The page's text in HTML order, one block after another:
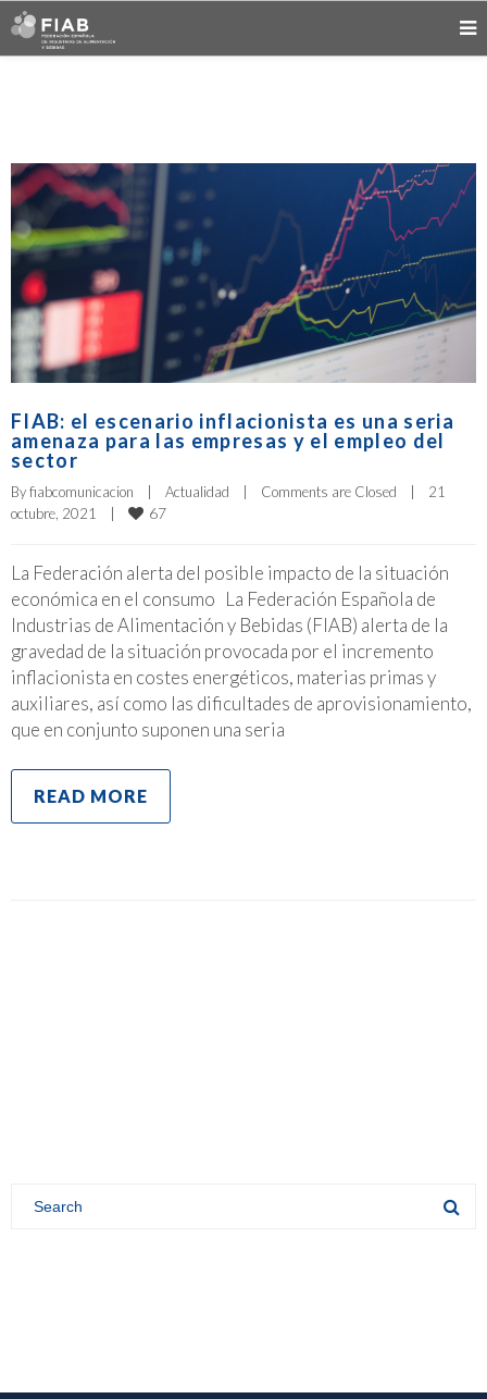
FIAB: el escenario inflacionista es una seria
amenaza para las empresas y el empleo del
sector
By fiabcomunicacion Actualidad Comments are Closed
21
octubre, 2021
67
La Federación alerta del posible impacto de la situación
económica en el consumo La Federación Española de
Industrias de Alimentación y Bebidas (FIAB) alerta de la
gravedad de la situación provocada por el incremento
inflacionista en costes energéticos, materias primas y
auxiliares, así como las dificultades de aprovisionamiento,
que en conjunto suponen una seria
READ MORE